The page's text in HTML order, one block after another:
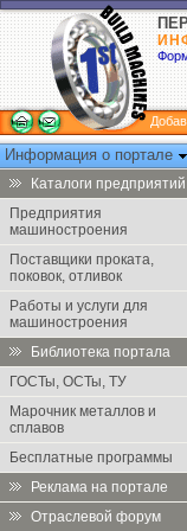
Информация о портале
Каталоги предприятий
Предприятия
машиностроения
Поставщики проката,
поковок, отливок
Работы и услуги для
машиностроения
Библиотека портала
ГОСТы, ОСТы, ТУ
Марочник металлов и
сплавов
Бесплатные программы
Реклама на портале
Отраслевой форум